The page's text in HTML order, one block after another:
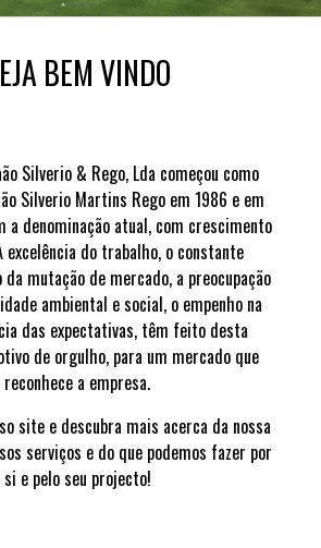
BEM VINDO
Silverio & Rego, Lda começou como
Silverio Martins Rego em 1986 e em
a denominação atual, com crescimento
excelência do trabalho, o constante
da mutação de mercado, a preocupação
ambiental e social, o empenho na
das expectativas, têm feito desta
de orgulho, para um mercado que
reconhece a empresa.
site e descubra mais acerca da nossa
serviços e do que podemos fazer por
si e pelo seu projecto!